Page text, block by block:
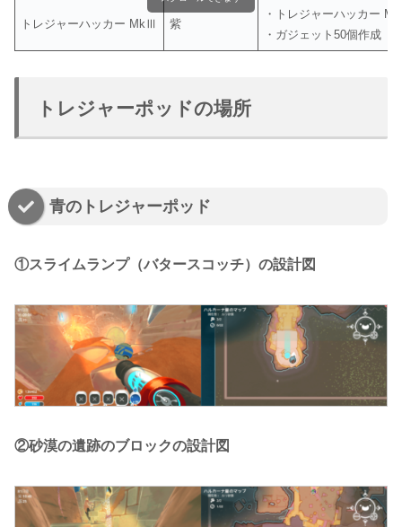
トレジャーハッカー MkⅢ 紫
・トレジャーハッカー
・ガジェット50個作成
トレジャーポッドの場所
青のトレジャーポッド
①スライムランプ（バタースコッチ）の設計図
②砂漠の遺跡のブロックの設計図